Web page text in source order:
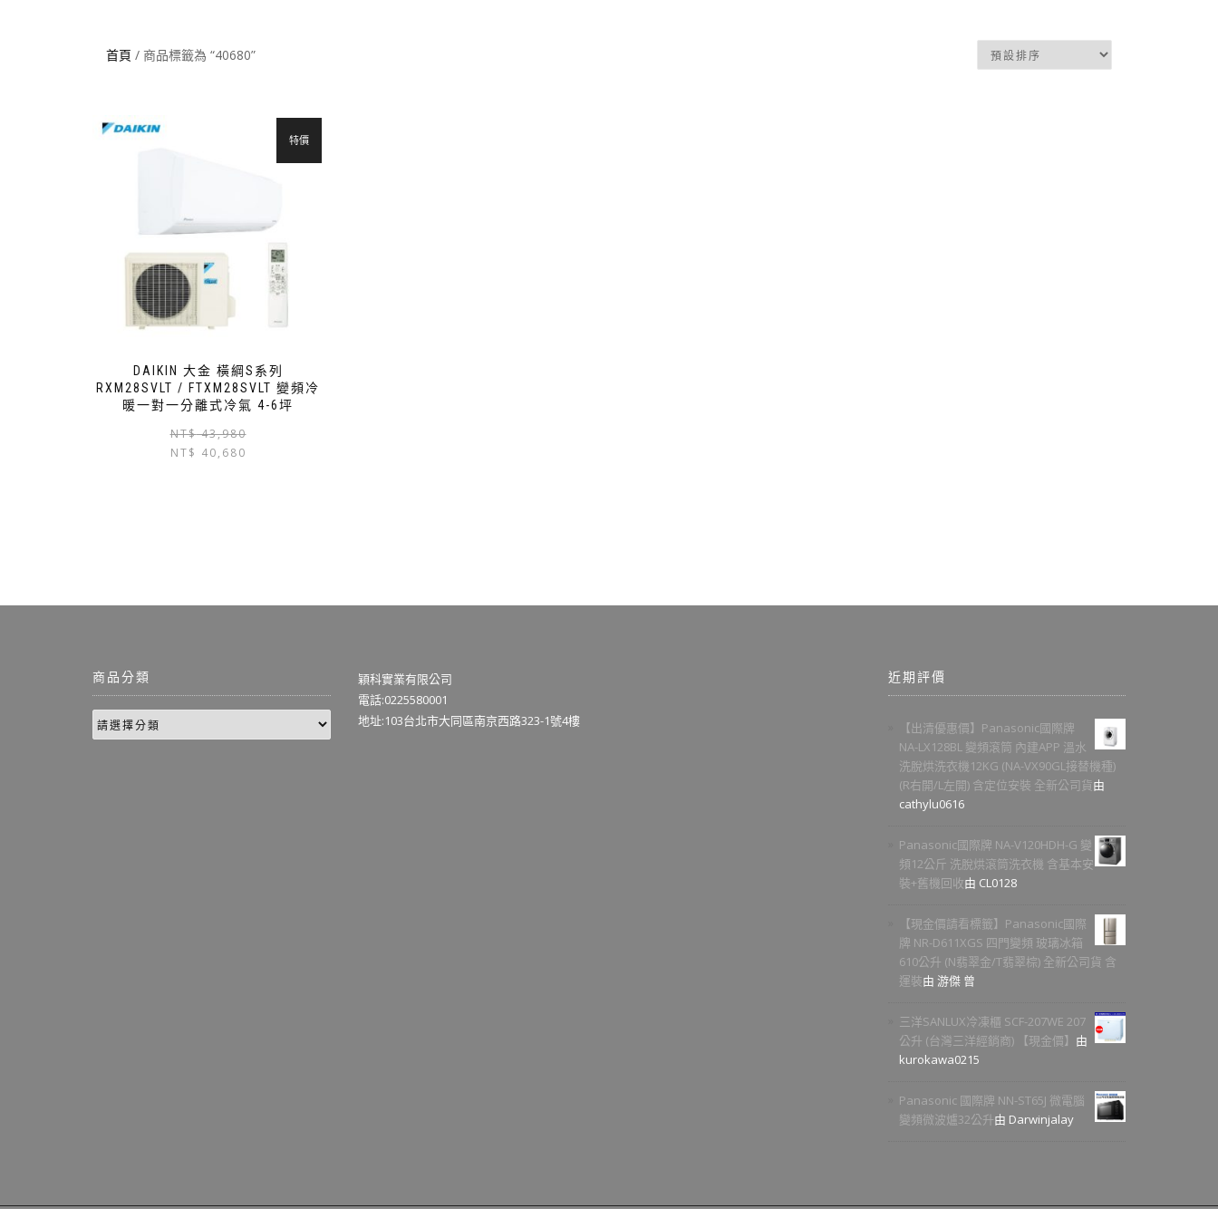
首頁 / 商品標籤為 “40680”
DAIKIN 大金 橫綱S系列
RXM28SVLT / FTXM28SVLT 變頻冷
暖一對一分離式冷氣 4-6坪
特價
NT$43,980
NT$ 40,680
商品分類
穎科實業有限公司
電話:0225580001
地址:103台北市大同區南京西路323-1號4樓
近期評價
【出清優惠價】Panasonic國際牌
NA-LX128BL 變頻滾筒 內建APP 溫水
洗脫烘洗衣機12KG (NA-VX90GL接替機種)
(R右開/L左開) 含定位安裝 全新公司貨由
cathylu0616
Panasonic國際牌 NA-V120HDH-G 變
頻12公斤 洗脫烘滾筒洗衣機 含基本安
裝+舊機回收由 CL0128
【現金價請看標籤】Panasonic國際
牌 NR-D611XGS 四門變頻 玻璃冰箱
610公升 (N翡翠金/T翡翠棕) 全新公司貨 含
運裝由 游傑 曾
三洋SANLUX冷凍櫃 SCF-207WE 207
公升 (台灣三洋經銷商) 【現金價】 由
kurokawa0215
Panasonic 國際牌 NN-ST65J 微電腦
變頻微波爐32公升由 Darwinjalay